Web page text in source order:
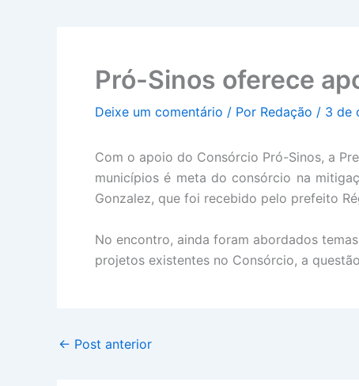
Pró-Sinos oferece
Deixe um comentário / Por Redação / 3 de
Com o apoio do Consórcio Pró-Sinos, a
municípios é meta do consórcio na
Gonzalez, que foi recebido pelo prefeito
No encontro, ainda foram abordados
projetos existentes no Consórcio, a
← Post anterior